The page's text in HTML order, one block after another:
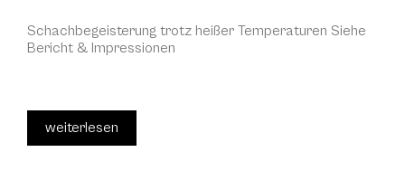
Schachbegeisterung trotz heißer Temperaturen Siehe
Bericht & Impressionen
weiterlesen